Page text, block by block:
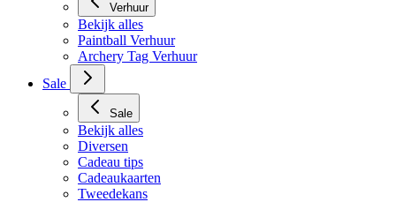
Verhuur
Bekijk alles
Paintball Verhuur
Archery Tag Verhuur
Sale
Sale
Bekijk alles
Diversen
Cadeau tips
Cadeaukaarten
Tweedekans